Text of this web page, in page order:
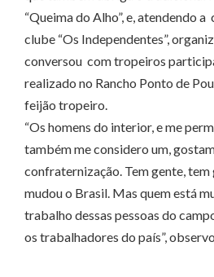
“Queima do Alho”, e, atendendo
clube “Os Independentes”,
conversou com tropeiros
realizado no Rancho Ponto de
feijão tropeiro.
“Os homens do interior, e me
também me considero um,
confraternização. Tem gente, tem
mudou o Brasil. Mas quem está
trabalho dessas pessoas do
os trabalhadores do país”,